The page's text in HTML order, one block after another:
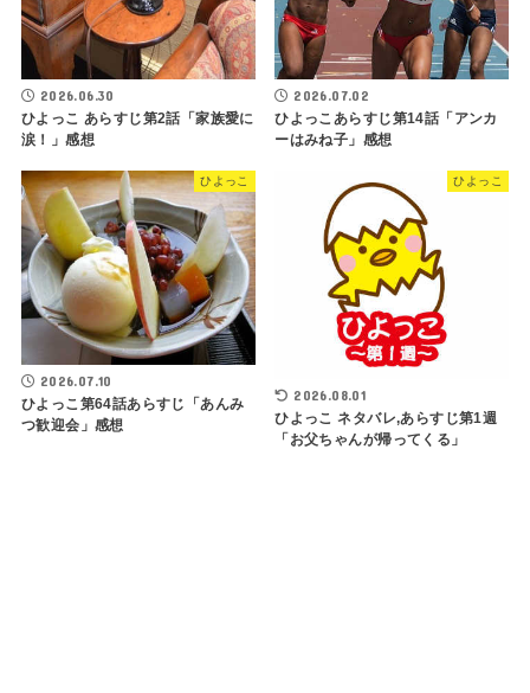
2026.06.30
ひよっこ あらすじ第2話「家族愛に
涙！」感想
2026.07.02
ひよっこあらすじ第14話「アンカ
ーはみね子」感想
ひよっこ
2026.07.10
ひよっこ第64話あらすじ「あんみ
つ歓迎会」感想
ひよっこ
2026.08.01
ひよっこ ネタバレ,あらすじ第1週
「お父ちゃんが帰ってくる」